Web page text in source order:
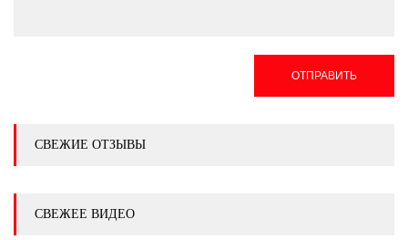
ОТПРАВИТЬ
СВЕЖИЕ ОТЗЫВЫ
СВЕЖЕЕ ВИДЕО